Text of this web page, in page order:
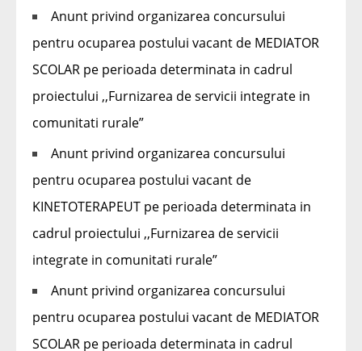
Anunt privind organizarea concursului
pentru ocuparea postului vacant de MEDIATOR
SCOLAR pe perioada determinata in cadrul
proiectului ,,Furnizarea de servicii integrate in
comunitati rurale”
Anunt privind organizarea concursului
pentru ocuparea postului vacant de
KINETOTERAPEUT pe perioada determinata in
cadrul proiectului ,,Furnizarea de servicii
integrate in comunitati rurale”
Anunt privind organizarea concursului
pentru ocuparea postului vacant de MEDIATOR
SCOLAR pe perioada determinata in cadrul